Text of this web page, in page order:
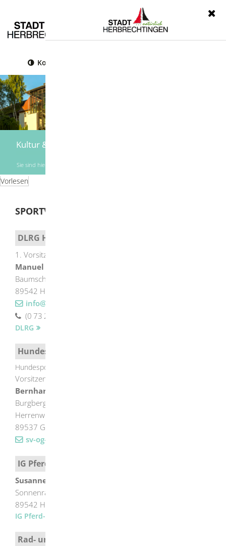
Kontrast
Kultur & Freizeit
Sie sind hier:
Vorlesen
SPORTVEREINE
DLRG Herbrechtingen
1. Vorsitzender
Manuel
Baumschulenweg 27
89542 Herbrechtingen
info@herbrechtingen.dlrg.de
(0 73 24) 98
DLRG
Hundesportverein Herbrechtingen
Hundesportverein Herbrechtingen
Vorsitzender
Bernhard
Burgberg
Herrenwiesen 26
89537 Giengen
sv-og-herbrechtingen@web.de
IG Pferd- und Mehr e.V.
Susanne
Sonnenrain 1
89542 Herbrechtingen
IG Pferd- und Mehr e.V.
Rad- und Kraftfahrverein "Frischauf"